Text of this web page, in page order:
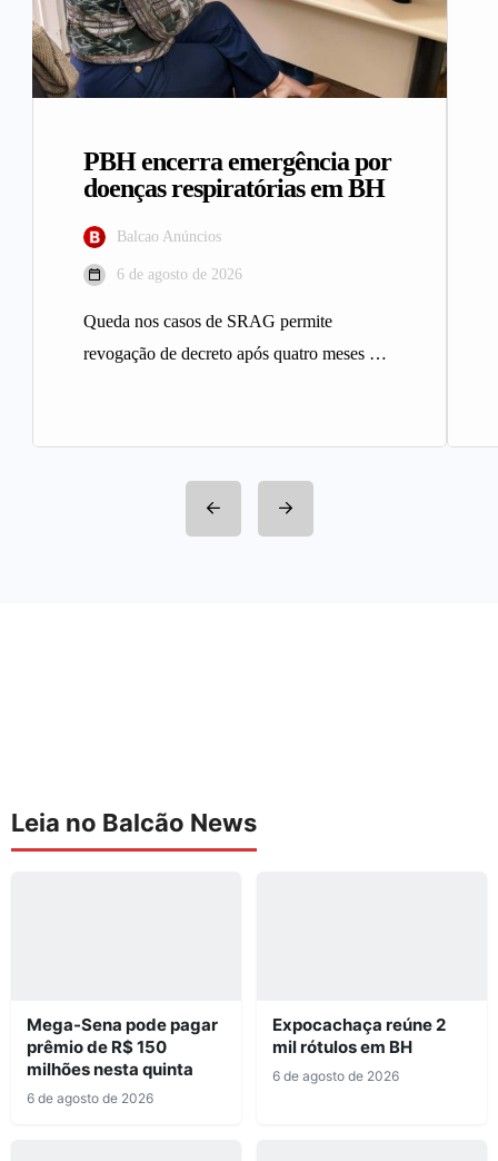
PBH encerra emergência por
doenças respiratórias em BH
Balcao Anúncios
6 de agosto de 2026
Queda nos casos de SRAG permite
revogação de decreto após quatro meses A
Leia no Balcão News
Mega-Sena pode pagar
prêmio de R$ 150
milhões nesta quinta
6 de agosto de 2026
Expocachaça reúne 2
mil rótulos em BH
6 de agosto de 2026